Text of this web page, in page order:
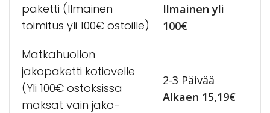
paketti (Ilmainen
toimitus yli 100€ ostoille)
Ilmainen yli
100€
Matkahuollon
jakopaketti kotiovelle
(Yli 100€ ostoksissa
maksat vain jako-
2-3 Päivää
Alkaen 15,19€